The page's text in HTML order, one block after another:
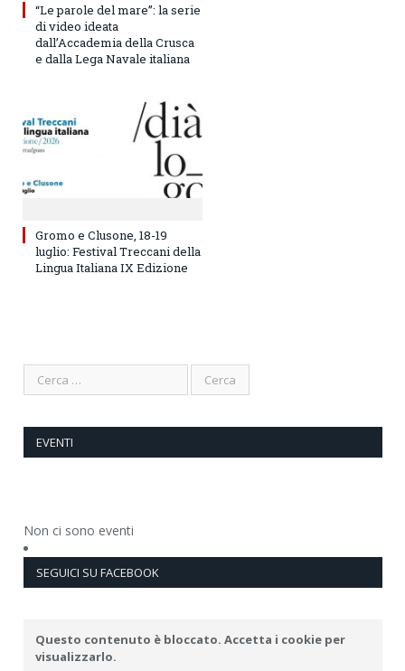
“Le parole del mare”: la serie
di video ideata
dall’Accademia della Crusca
e dalla Lega Navale italiana
Gromo e Clusone, 18-19
luglio: Festival Treccani della
Lingua Italiana IX Edizione
EVENTI
Non ci sono eventi
SEGUICI SU FACEBOOK
Questo contenuto è bloccato. Accetta i cookie per
visualizzarlo.